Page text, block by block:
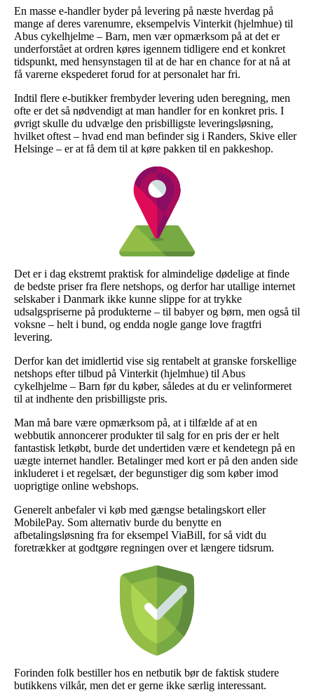
En masse e-handler byder på levering på næste hverdag på
mange af deres varenumre, eksempelvis Vinterkit (hjelmhue) til
Abus cykelhjelme – Barn, men vær opmærksom på at det er
underforstået at ordren køres igennem tidligere end et konkret
tidspunkt, med hensynstagen til at de har en chance for at nå at
få varerne ekspederet forud for at personalet har fri.
Indtil flere e-butikker frembyder levering uden beregning, men
ofte er det så nødvendigt at man handler for en konkret pris. I
øvrigt skulle du udvælge den prisbilligste leveringsløsning,
hvilket oftest – hvad end man befinder sig i Randers, Skive eller
Helsinge – er at få dem til at køre pakken til en pakkeshop.
Det er i dag ekstremt praktisk for almindelige dødelige at finde
de bedste priser fra flere netshops, og derfor har utallige internet
selskaber i Danmark ikke kunne slippe for at trykke
udsalgspriserne på produkterne – til babyer og børn, men også til
voksne – helt i bund, og endda nogle gange love fragtfri
levering.
Derfor kan det imidlertid vise sig rentabelt at granske forskellige
netshops efter tilbud på Vinterkit (hjelmhue) til Abus
cykelhjelme – Barn før du køber, således at du er velinformeret
til at indhente den prisbilligste pris.
Man må bare være opmærksom på, at i tilfælde af at en
webbutik annoncerer produkter til salg for en pris der er helt
fantastisk letkøbt, burde det undertiden være et kendetegn på en
uægte internet handler. Betalinger med kort er på den anden side
inkluderet i et regelsæt, der begunstiger dig som køber imod
uoprigtige online webshops.
Generelt anbefaler vi køb med gængse betalingskort eller
MobilePay. Som alternativ burde du benytte en
afbetalingsløsning fra for eksempel ViaBill, for så vidt du
foretrækker at godtgøre regningen over et længere tidsrum.
Forinden folk bestiller hos en netbutik bør de faktisk studere
butikkens vilkår, men det er gerne ikke særlig interessant.